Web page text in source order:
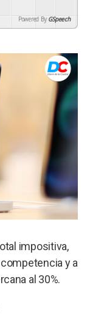
Powered By GSpeech
impositiva,
y a
al 30%.